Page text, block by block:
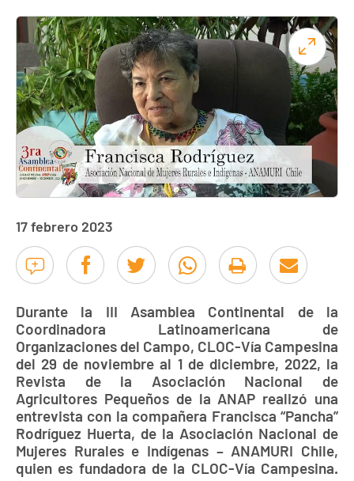
17 febrero 2023
Durante la III Asamblea Continental de la
Coordinadora Latinoamericana de
Organizaciones del Campo, CLOC-Vía Campesina
del 29 de noviembre al 1 de diciembre, 2022, la
Revista de la Asociación Nacional de
Agricultores Pequeños de la ANAP realizó una
entrevista con la compañera Francisca “Pancha”
Rodríguez Huerta, de la Asociación Nacional de
Mujeres Rurales e Indígenas – ANAMURI Chile,
quien es fundadora de la CLOC-Vía Campesina.